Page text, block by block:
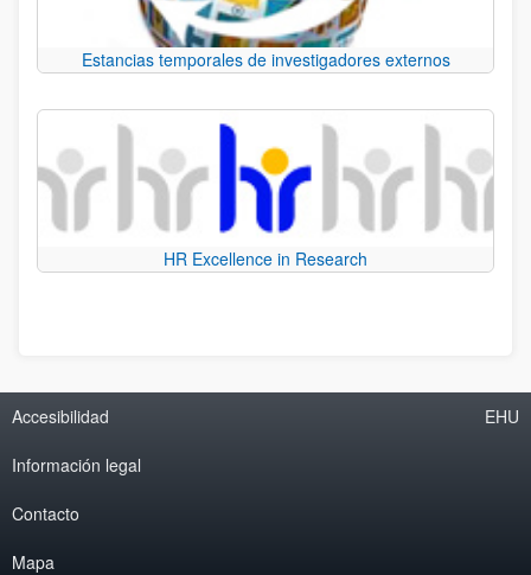
Estancias temporales de investigadores externos
HR Excellence in Research
Accesibilidad
Información legal
Contacto
Mapa
EHU